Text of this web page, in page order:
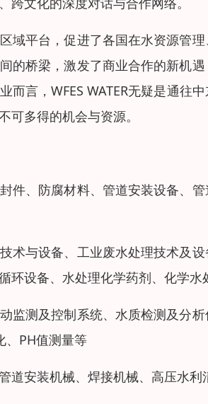
域平台，促进了各国在水资源管
的桥梁，激发了商业合作的新机
而言，WFES WATER无疑是通往
可多得的机会与资源。
件、防腐材料、管道安装设备、
术与设备、工业废水处理技术及
环设备、水处理化学药剂、化学
监测及控制系统、水质检测及分
PH值测量等
道安装机械、焊接机械、高压水利